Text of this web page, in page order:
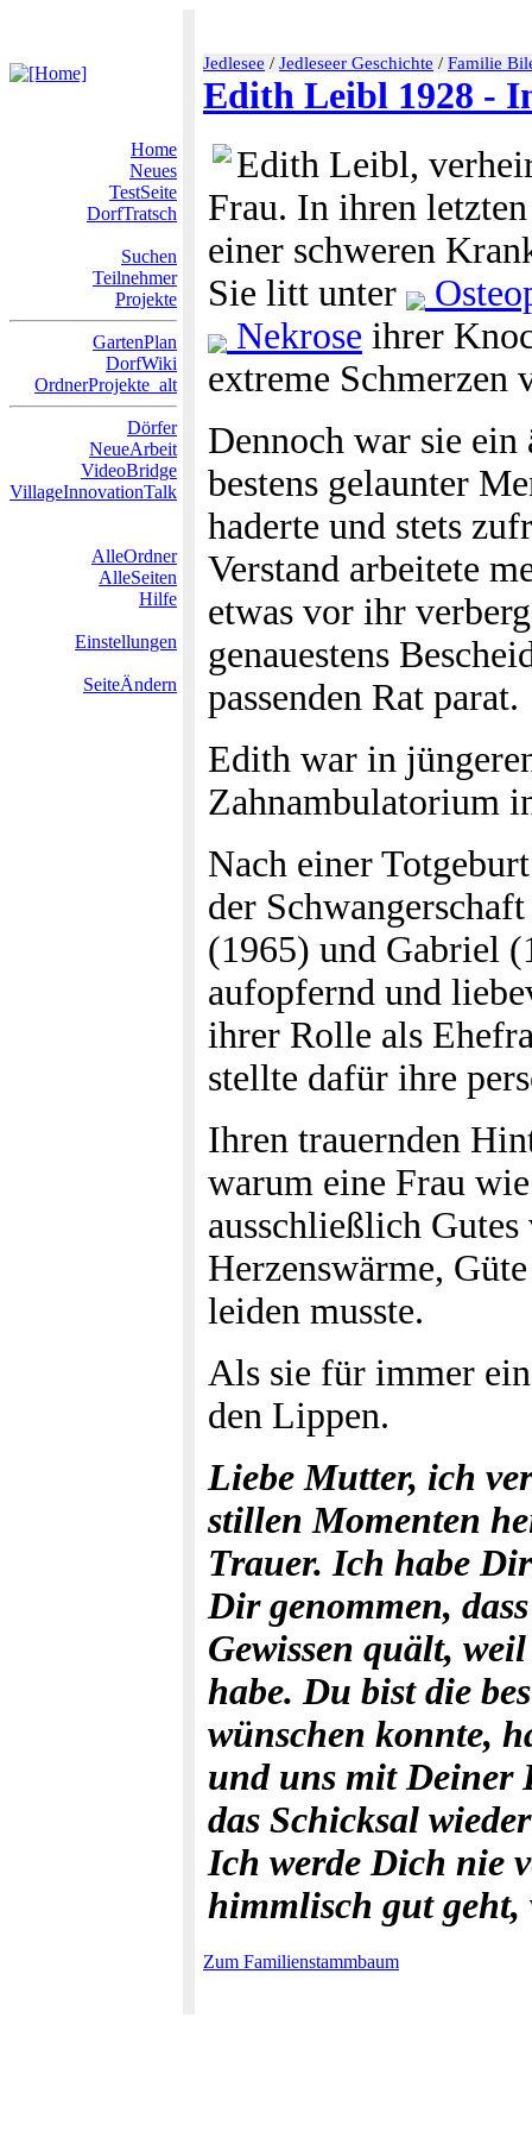
Jedlesee / Jedleseer Geschichte / Familie
Edith Leibl 1928 -
Home
Neues
TestSeite
DorfTratsch
Suchen
Teilnehmer
Projekte
GartenPlan
DorfWiki
OrdnerProjekte_alt
Dörfer
NeueArbeit
VideoBridge
VillageInnovationTalk
AlleOrdner
AlleSeiten
Hilfe
Einstellungen
SeiteÄndern
Edith Leibl,
Frau. In ihren
einer schweren
Sie litt unter
Nekrose ihrer
extreme Schmerzen
Dennoch war sie
bestens gelaunter
haderte und stets
Verstand arbeitete
etwas vor ihr
genauestens
passenden Rat parat.
Edith war in
Zahnambulatorium
Nach einer
der
(1965) und Gabriel
aufopfernd und
ihrer Rolle als
stellte dafür ihre
Ihren trauernden
warum eine Frau
ausschließlich
Herzenswärme,
leiden musste.
Als sie für immer
den Lippen.
Liebe Mutter, ich
stillen Momenten
Trauer. Ich habe
Dir genommen,
Gewissen quält,
habe. Du bist die
wünschen konnte,
und uns mit Deiner
das Schicksal
Ich werde Dich nie
himmlisch gut geht,
Zum Familienstammbaum